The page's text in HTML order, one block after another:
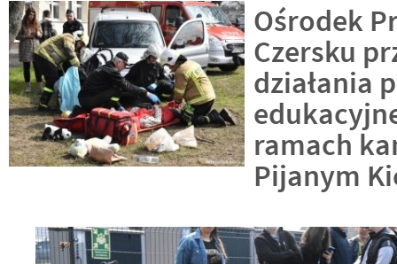
Ośrodek
Czersku
działania
ramach
Pijanym